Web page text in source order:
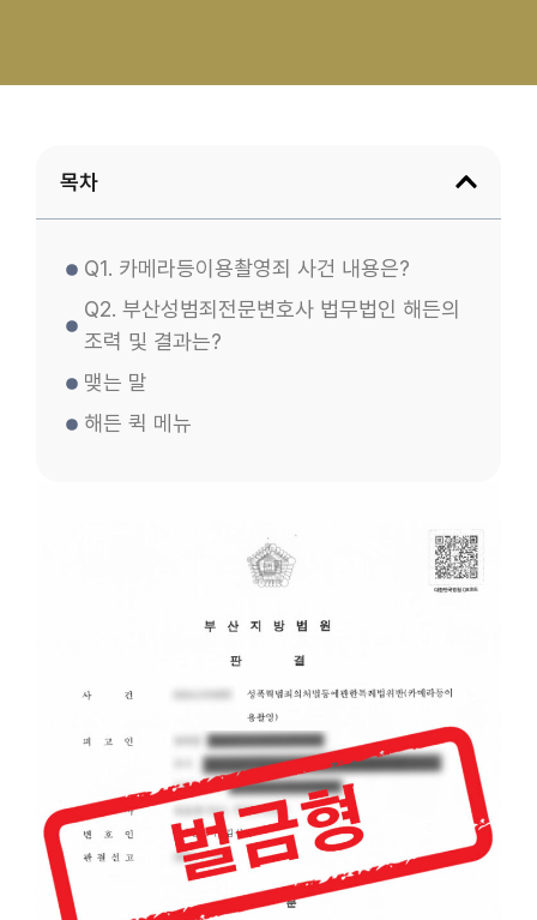
목차
Q1. 카메라등이용촬영죄 사건 내용은?
Q2. 부산성범죄전문변호사 법무법인 해든의
조력 및 결과는?
맺는 말
해든 퀵 메뉴